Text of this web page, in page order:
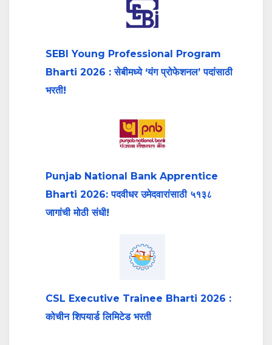
SEBI Young Professional Program
Bharti 2026 : सेबीमध्ये ‘यंग प्रोफेशनल’ पदांसाठी
भरती!
Punjab National Bank Apprentice
Bharti 2026: पदवीधर उमेदवारांसाठी ५१३८
जागांची मोठी संधी!
CSL Executive Trainee Bharti 2026 :
कोचीन शिपयार्ड लिमिटेड भरती